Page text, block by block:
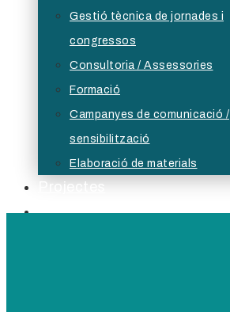
Gestió tècnica de jornades i
congressos
Consultoria / Assessories
Formació
Campanyes de comunicació /
sensibilització
Elaboració de materials
Projectes
Serveis Formatius